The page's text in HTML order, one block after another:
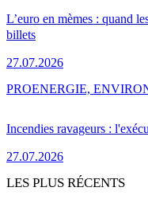
L’euro en mèmes : quand
billets
27.07.2026
Incendies ravageurs :
27.07.2026
PROENERGIE,
LES PLUS RÉCENTS